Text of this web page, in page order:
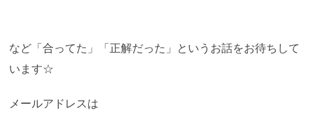
など「合ってた」「正解だった」というお話をお待ちして
います☆
メールアドレスは